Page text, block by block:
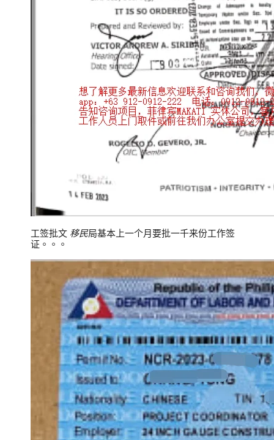
工签批文 移民局基本上一个月要批一千来份工作签
证。。。